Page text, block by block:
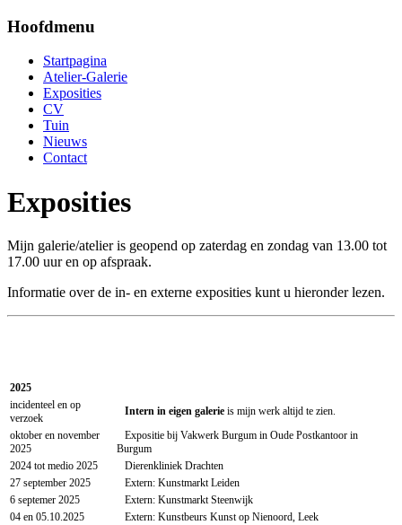
Hoofdmenu
Startpagina
Atelier-Galerie
Exposities
CV
Tuin
Nieuws
Contact
Exposities
Mijn galerie/atelier is geopend op zaterdag en zondag van 13.00 tot
17.00 uur en op afspraak.
Informatie over de in- en externe exposities kunt u hieronder lezen.
2025
incidenteel en op
verzoek
Intern in eigen galerie is mijn werk altijd te zien.
oktober en november
2025
Expositie bij Vakwerk Burgum in Oude Postkantoor in
Burgum
2024 tot medio 2025
Dierenkliniek Drachten
27 september 2025
Extern: Kunstmarkt Leiden
6 septemer 2025
Extern: Kunstmarkt Steenwijk
04 en 05.10.2025
Extern: Kunstbeurs Kunst op Nienoord, Leek